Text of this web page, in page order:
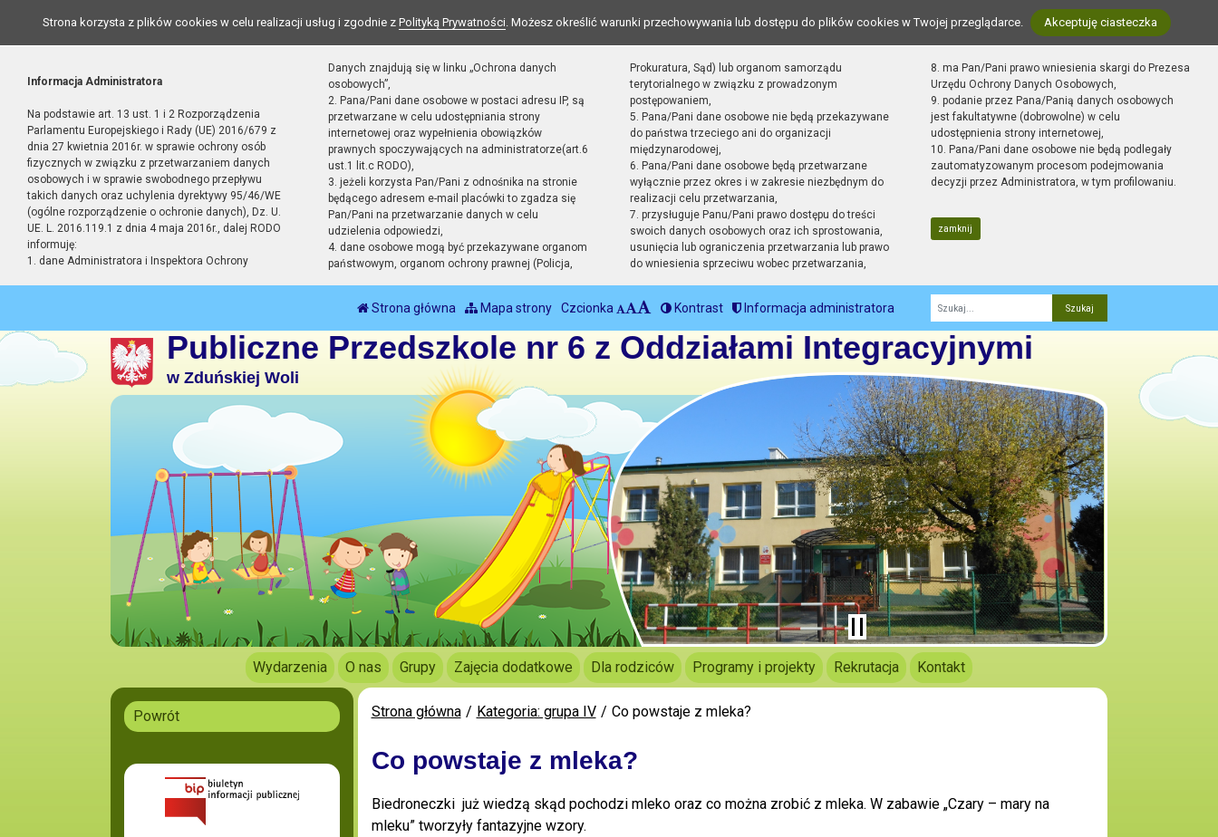
Strona korzysta z plików cookies w celu realizacji usług i zgodnie z Polityką Prywatności. Możesz określić warunki przechowywania lub dostępu do plików cookies w Twojej przeglądarce. Akceptuję ciasteczka
Informacja Administratora
Na podstawie art. 13 ust. 1 i 2 Rozporządzenia
Parlamentu Europejskiego i Rady (UE) 2016/679 z
dnia 27 kwietnia 2016r. w sprawie ochrony osób
fizycznych w związku z przetwarzaniem danych
osobowych i w sprawie swobodnego przepływu
takich danych oraz uchylenia dyrektywy 95/46/WE
(ogólne rozporządzenie o ochronie danych), Dz. U.
UE. L. 2016.119.1 z dnia 4 maja 2016r., dalej RODO
informuję:
1. dane Administratora i Inspektora Ochrony
Danych znajdują się w linku „Ochrona danych
osobowych”,
2. Pana/Pani dane osobowe w postaci adresu IP, są
przetwarzane w celu udostępniania strony
internetowej oraz wypełnienia obowiązków
prawnych spoczywających na administratorze(art.6
ust.1 lit.c RODO),
3. jeżeli korzysta Pan/Pani z odnośnika na stronie
będącego adresem e-mail placówki to zgadza się
Pan/Pani na przetwarzanie danych w celu
udzielenia odpowiedzi,
4. dane osobowe mogą być przekazywane organom
państwowym, organom ochrony prawnej (Policja,
Prokuratura, Sąd) lub organom samorządu
terytorialnego w związku z prowadzonym
postępowaniem,
5. Pana/Pani dane osobowe nie będą przekazywane
do państwa trzeciego ani do organizacji
międzynarodowej,
6. Pana/Pani dane osobowe będą przetwarzane
wyłącznie przez okres i w zakresie niezbędnym do
realizacji celu przetwarzania,
7. przysługuje Panu/Pani prawo dostępu do treści
swoich danych osobowych oraz ich sprostowania,
usunięcia lub ograniczenia przetwarzania lub prawo
do wniesienia sprzeciwu wobec przetwarzania,
8. ma Pan/Pani prawo wniesienia skargi do Prezesa
Urzędu Ochrony Danych Osobowych,
9. podanie przez Pana/Panią danych osobowych
jest fakultatywne (dobrowolne) w celu
udostępnienia strony internetowej,
10. Pana/Pani dane osobowe nie będą podlegały
zautomatyzowanym procesom podejmowania
decyzji przez Administratora, w tym profilowaniu.
zamknij
Strona główna Mapa strony Czcionka Kontrast Informacja administratora
Fraza
Publiczne Przedszkole nr 6 z Oddziałami Integracyjnymi
w Zduńskiej Woli
Wydarzenia O nas Grupy Zajęcia dodatkowe Dla rodziców Programy i projekty Rekrutacja Kontakt
Strona główna Kategoria: grupa IV Co powstaje z mleka?
Co powstaje z mleka?
Biedroneczki już wiedzą skąd pochodzi mleko oraz co można zrobić z mleka. W zabawie „Czary – mary na
mleku” tworzyły fantazyjne wzory.
Powrót